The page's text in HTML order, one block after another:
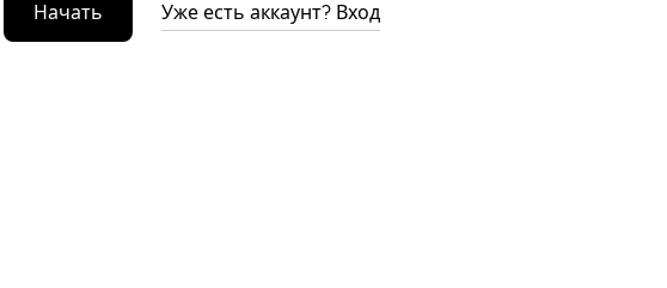
Начать Уже есть аккаунт? Вход